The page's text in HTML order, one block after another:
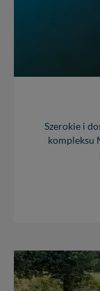
Szerokie i
kompleksu